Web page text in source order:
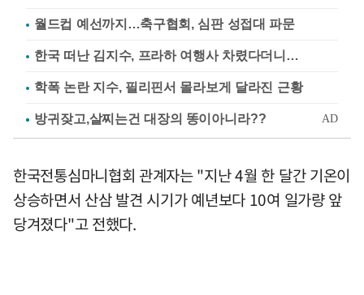
월드컵 예선까지…축구협회, 심판 성접대 파문
한국 떠난 김지수, 프라하 여행사 차렸다더니…
학폭 논란 지수, 필리핀서 몰라보게 달라진 근황
한국전통심마니협회 관계자는 "지난 4월 한 달간 기온이
상승하면서 산삼 발견 시기가 예년보다 10여 일가량 앞
당겨졌다"고 전했다.